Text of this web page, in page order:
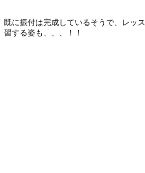
既に振付は完成しているそうで、レッ
習する姿も、、、！！